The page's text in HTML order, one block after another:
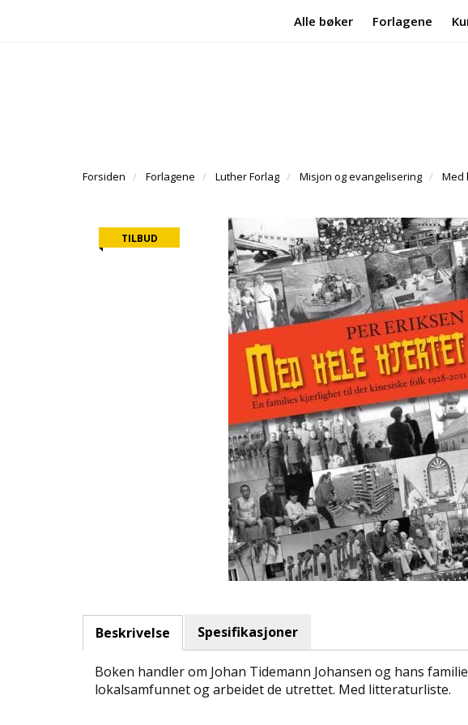
Alle bøker Forlagene
Forsiden Forlagene Luther Forlag Misjon og evangelisering Med
TILBUD
Beskrivelse Spesifikasjoner
Boken handler om Johan Tidemann Johansen og hans
lokalsamfunnet og arbeidet de utrettet. Med litteraturliste.